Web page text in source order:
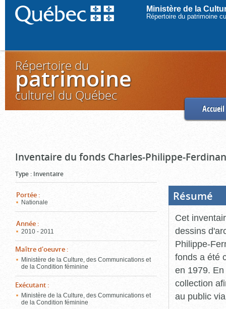
Ministère de la
Répertoire du patrimoine
Répertoire du
patrimoine
culturel du Québec
Accueil
Inventaire du fonds Charles-Philippe-
Type : Inventaire
Portée :
Nationale
Année :
2010 - 2011
Maître d'oeuvre :
Ministère de la Culture, des Communications et
de la Condition féminine
Exécutant :
Ministère de la Culture, des Communications et
de la Condition féminine
Résumé
Cet
dessins
Philippe-
fonds a été
en 1979.
collection
au public